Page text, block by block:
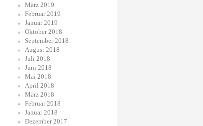
März 2019
Februar 2019
Januar 2019
Oktober 2018
September 2018
August 2018
Juli 2018
Juni 2018
Mai 2018
April 2018
März 2018
Februar 2018
Januar 2018
Dezember 2017